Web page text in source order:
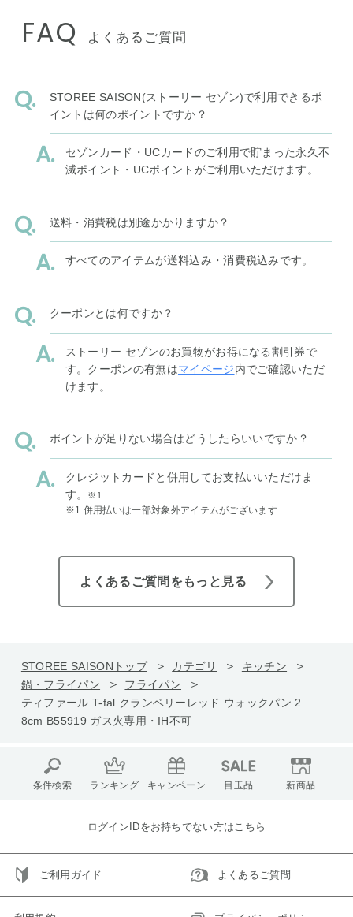
FAQ よくあるご質問
STOREE SAISON(ストーリー セゾン)で利用できるポ
イントは何のポイントですか？
セゾンカード・UCカードのご利用で貯まった永久不
滅ポイント・UCポイントがご利用いただけます。
送料・消費税は別途かかりますか？
すべてのアイテムが送料込み・消費税込みです。
クーポンとは何ですか？
ストーリー セゾンのお買物がお得になる割引券で
す。クーポンの有無はマイページ内でご確認いただ
けます。
ポイントが足りない場合はどうしたらいいですか？
クレジットカードと併用してお支払いいただけま
す。
※1
※1 併用払いは一部対象外アイテムがございます
よくあるご質問をもっと見る
STOREE SAISONトップ カテゴリ
キッチン
鍋・フライパン
フライパン
ティファール T-fal クランベリーレッド ウォックパン 2
8cm B55919 ガス火専用・IH不可
条件検索 ランキング キャンペーン 目玉品 新商品
ログインIDをお持ちでない方はこちら
ご利用ガイド よくあるご質問